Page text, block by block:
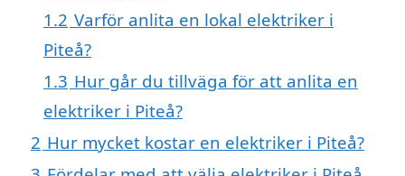
1.2 Varför anlita en lokal elektriker i
Piteå?
1.3 Hur går du tillväga för att anlita en
elektriker i Piteå?
2 Hur mycket kostar en elektriker i Piteå?